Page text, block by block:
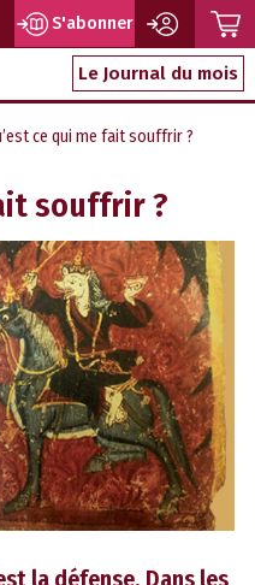
S'abonner
Le Journal du mois
ce qui me fait souffrir ?
souffrir ?
la défense. Dans les